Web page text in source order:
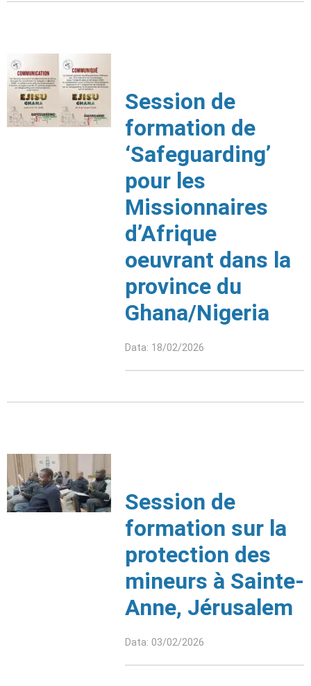
Session de
formation de
‘Safeguarding’
pour les
Missionnaires
d’Afrique
oeuvrant dans la
province du
Ghana/Nigeria
Data: 18/02/2026
Session de
formation sur la
protection des
mineurs à Sainte-
Anne, Jérusalem
Data: 03/02/2026